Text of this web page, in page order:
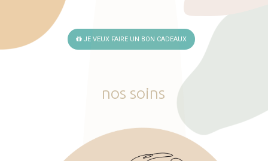
JE VEUX FAIRE UN BON CADEAUX
nos soins